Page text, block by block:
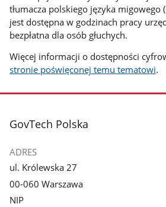
tłumacza polskiego języka migowego
jest dostępna w godzinach pracy
bezpłatna dla osób głuchych.
Więcej informacji o dostępności
stronie poświęconej temu tematowi.
stopka
GovTech Polska
ADRES
ul. Królewska 27
00-060 Warszawa
NIP